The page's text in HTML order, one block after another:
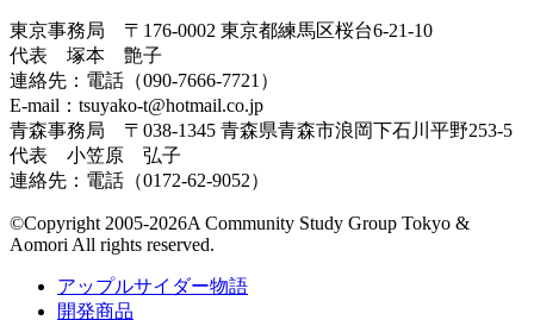
東京事務局 〒176-0002 東京都練馬区桜台6-21-10
代表 塚本 艶子
連絡先：電話（090-7666-7721）
E-mail：tsuyako-t@hotmail.co.jp
青森事務局 〒038-1345 青森県青森市浪岡下石川平野253-5
代表 小笠原 弘子
連絡先：電話（0172-62-9052）
©Copyright 2005-2026A Community Study Group Tokyo &
Aomori All rights reserved.
アップルサイダー物語
開発商品